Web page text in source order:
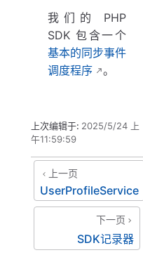
我们的 PHP
SDK 包含一个
基本的同步事件
调度程序
。
上次编辑于: 2025/5/24 上
午11:59:59
上一页
UserProfileService
下一页
SDK记录器